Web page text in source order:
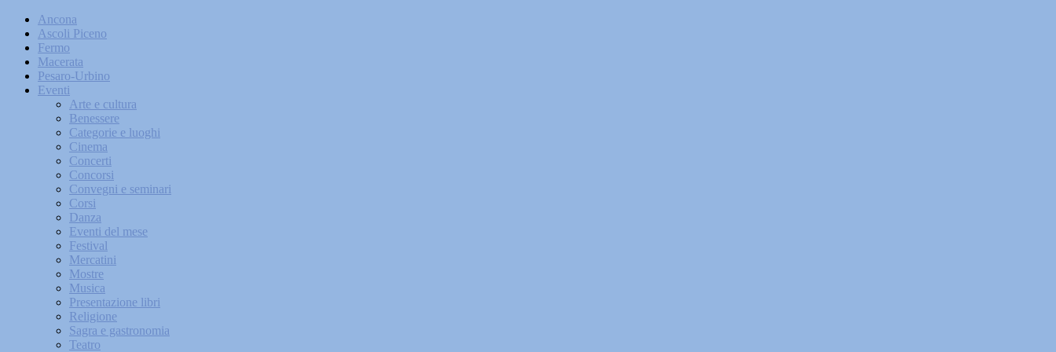
Ancona
Ascoli Piceno
Fermo
Macerata
Pesaro-Urbino
Eventi
Arte e cultura
Benessere
Categorie e luoghi
Cinema
Concerti
Concorsi
Convegni e seminari
Corsi
Danza
Eventi del mese
Festival
Mercatini
Mostre
Musica
Presentazione libri
Religione
Sagra e gastronomia
Teatro